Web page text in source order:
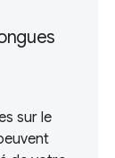
sur le